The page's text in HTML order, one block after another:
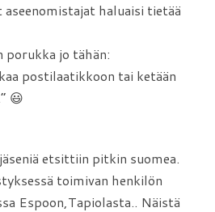
haluaisi tietää
porukka jo tähän:
postilaatikkoon tai ketään
😃
etsittiin pitkin suomea.
toimivan henkilön
Espoon,Tapiolasta.. Näistä